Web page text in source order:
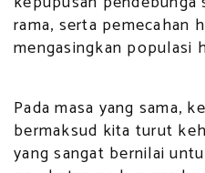
rama, serta pemecahan
mengasingkan populasi
Pada masa yang sama,
bermaksud kita turut
yang sangat bernilai